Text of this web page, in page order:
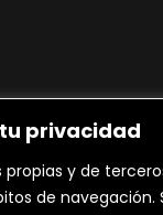
privacidad
propias y de
de